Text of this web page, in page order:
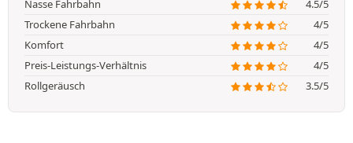
Nasse Fahrbahn
4.5/5
Trockene Fahrbahn
4/5
Komfort
4/5
Preis-Leistungs-Verhältnis
4/5
Rollgeräusch
3.5/5